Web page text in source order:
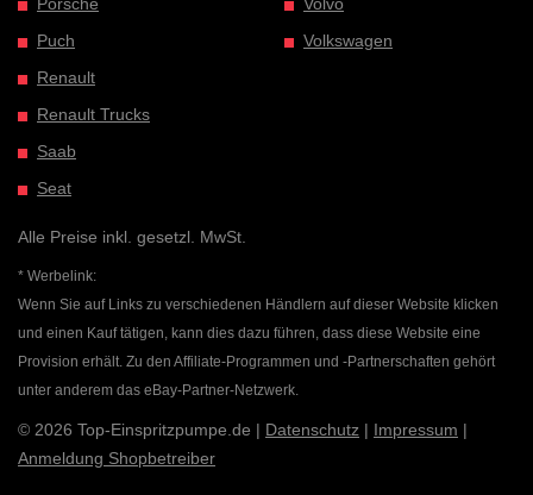
Puch
Renault
Renault Trucks
Saab
Seat
Volkswagen
Alle Preise inkl. gesetzl. MwSt.
* Werbelink:
Wenn Sie auf Links zu verschiedenen Händlern auf dieser Website klicken
und einen Kauf tätigen, kann dies dazu führen, dass diese Website eine
Provision erhält. Zu den Affiliate-Programmen und -Partnerschaften gehört
unter anderem das eBay-Partner-Netzwerk.
© 2026 Top-Einspritzpumpe.de | Datenschutz | Impressum |
Anmeldung Shopbetreiber